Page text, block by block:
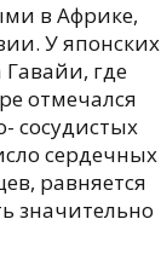
в Африке,
У японских
где
отмечался
сосудистых
сердечных
равняется
значительно